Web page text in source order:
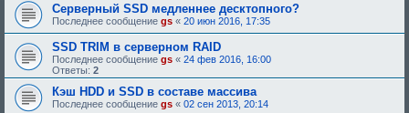
Серверный SSD медленнее десктопного?
Последнее сообщение gs « 20 июн 2016, 17:35
SSD TRIM в серверном RAID
Последнее сообщение gs « 24 фев 2016, 16:00
Ответы: 2
Кэш HDD и SSD в составе массива
Последнее сообщение gs « 02 сен 2013, 20:14